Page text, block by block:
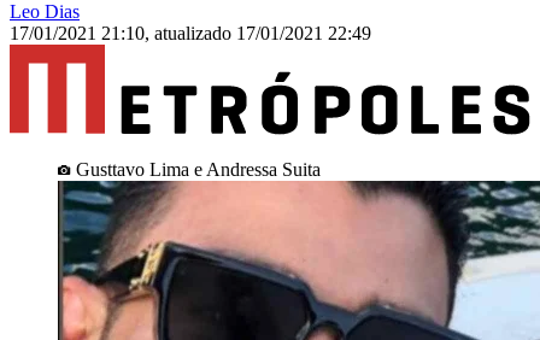
Leo Dias
17/01/2021 21:10, atualizado 17/01/2021 22:49
Gusttavo Lima e Andressa Suita